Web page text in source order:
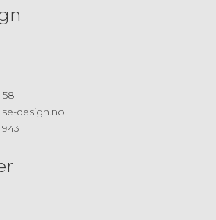
58
design.no
943